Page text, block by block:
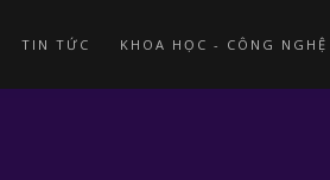
TIN TỨC KHOA HỌC - CÔNG NGHỆ